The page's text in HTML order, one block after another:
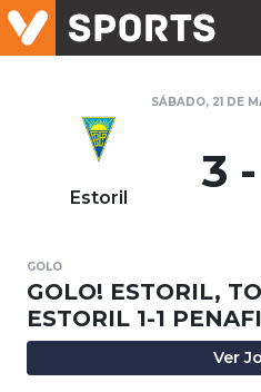
SÁBADO, 21 DE
Estoril 3
GOLO
GOLO! ESTORIL,
ESTORIL 1-1
Ver